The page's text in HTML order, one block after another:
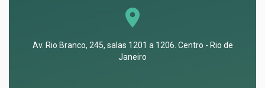
Av. Rio Branco, 245, salas 1201 a 1206. Centro - Rio de
Janeiro